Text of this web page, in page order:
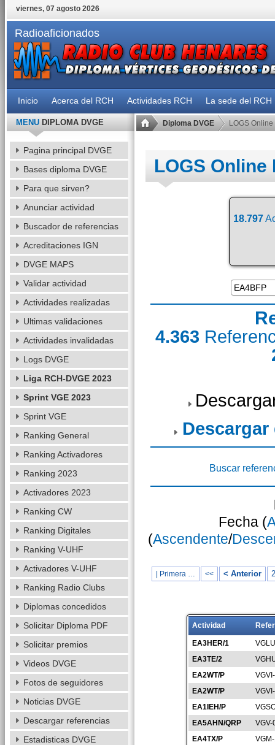
viernes, 07 agosto 2026
Radioaficionados
Inicio Acerca del RCH Actividades RCH La sede del RCH
Diploma DVGE LOGS Online
LOGS Online
18.797
4.363
Descargar
Buscar
Fecha (
(Ascendente/
| Primera … << < Anterior
Actividad
EA3HER/1
EA3TE/2
EA2WT/P
EA2WT/P
EA1IEH/P
EA5AHN/QRP
VGV-
EA4TX/P
MENUDIPLOMA DVGE
Pagina principal DVGE
Bases diploma DVGE
Para que sirven?
Anunciar actividad
Buscador de referencias
Acreditaciones IGN
DVGE MAPS
Validar actividad
Actividades realizadas
Ultimas validaciones
Actividades invalidadas
Logs DVGE
Liga RCH-DVGE 2023
Sprint VGE 2023
Sprint VGE
Ranking General
Ranking Activadores
Ranking 2023
Activadores 2023
Ranking CW
Ranking Digitales
Ranking V-UHF
Activadores V-UHF
Ranking Radio Clubs
Diplomas concedidos
Solicitar Diploma PDF
Solicitar premios
Videos DVGE
Fotos de seguidores
Noticias DVGE
Descargar referencias
Estadisticas DVGE